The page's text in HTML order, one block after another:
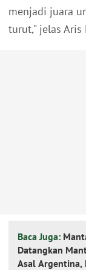
menjadi juara
turut," jelas Aris
Baca Juga:
Datangkan